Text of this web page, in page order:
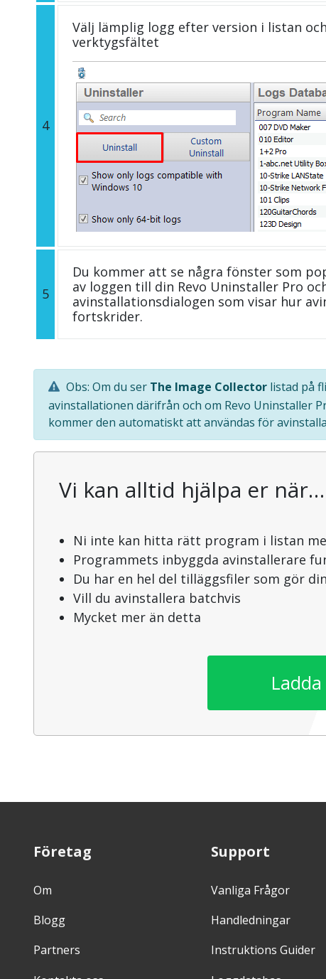
4
Välj lämplig logg efter version i listan
verktygsfältet
5
Du kommer att se några fönster som
av loggen till din Revo Uninstaller Pro
avinstallationsdialogen som visar hur
fortskrider.
Obs: Om du ser The Image Collector listad på
avinstallationen därifrån och om Revo Uninstaller
kommer den automatiskt att användas för
Vi kan alltid hjälpa er när…
Ni inte kan hitta rätt program i listan
Programmets inbyggda avinstallerare
Du har en hel del tilläggsfiler som gör
Vill du avinstallera batchvis
Mycket mer än detta
Företag
Om
Blogg
Partners
Support
Vanliga Frågor
Handledningar
Instruktions Guider